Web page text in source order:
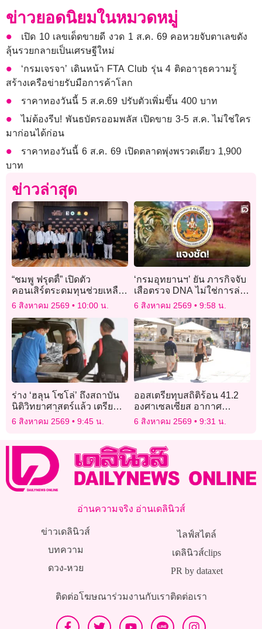
ข่าวยอดนิยมในหมวดหมู่
เปิด 10 เลขเด็ดขายดี งวด 1 ส.ค. 69 คอหวยจับตาเลขดัง
ลุ้นรวยกลายเป็นเศรษฐีใหม่
‘กรมเจรจา’ เดินหน้า FTA Club รุ่น 4 ติดอาวุธความรู้
สร้างเครือข่ายรับมือการค้าโลก
ราคาทองวันนี้ 5 ส.ค.69 ปรับตัวเพิ่มขึ้น 400 บาท
ไม่ต้องรีบ! พันธบัตรออมพลัส เปิดขาย 3-5 ส.ค. ไม่ใช่ใคร
มาก่อนได้ก่อน
ราคาทองวันนี้ 6 ส.ค. 69 เปิดตลาดพุ่งพรวดเดียว 1,900
บาท
ข่าวล่าสุด
“ชมพู ฟรุตตี้” เปิดตัว
คอนเสิร์ตระดมทุนช่วยเหลือ
ผู้ป่วยโรคหัวใจ
เฉลิมพระเกียรติ
6 สิงหาคม 2569 10:00 น.
‘กรมอุทยานฯ’ ยัน ภารกิจจับ
เสือตรวจ DNA ไม่ใช่การล่า
เสือ เพียงแค่หาสาเหตุของ
6 สิงหาคม 2569 9:58 น.
ร่าง ‘ฮลุน โซโล่’ ถึงสถาบัน
นิติวิทยาศาสตร์แล้ว เตรียม
ผ่าชันสูตรซ้ำ รอผลตรวจ-
6 สิงหาคม 2569 9:45 น.
ออสเตรียทุบสถิติร้อน 41.2
องศาเซลเซียส อากาศ
แปรปรวนทำฝนน้อยผิดปกติ
6 สิงหาคม 2569 9:31 น.
อ่านความจริง อ่านเดลินิวส์
ข่าวเดลินิวส์
บทความ
ดวง-หวย
ไลฟ์สไตล์
เดลินิวส์clips
PR by dataxet
ติดต่อโฆษณาร่วมงานกับเราติดต่อเรา